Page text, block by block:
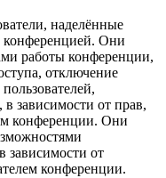
наделённые
Они
работы конференции,
отключение
в зависимости от прав,
конференции. Они
зависимости от
конференции.